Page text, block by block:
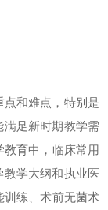
和难点，特别是
满足新时期教学需
育中，临床常用
学大纲和执业医
训练、术前无菌术